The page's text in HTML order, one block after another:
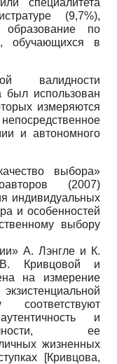
(9,7%),
по
обучающихся в
валидности
был использован
измеряются
и автономного
выбора»
(2007)
индивидуальных
и особенностей
выбору
А. Лэнгле и К.
Кривцовой и
на измерение
соответствуют
и
ее
жизненных
[Кривцова,